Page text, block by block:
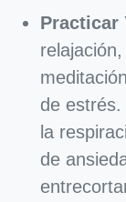
Practicar
de estrés.
la
de